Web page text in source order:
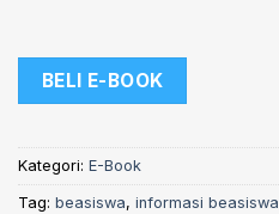
BELI E-BOOK
Kategori: E-Book
Tag: beasiswa, informasi beasiswa